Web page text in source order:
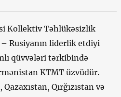
Kollektiv Təhlükəsizlik
Rusiyanın liderlik etdiyi
qüvvələri tərkibində
KTMT üzvüdür.
Qırğızıstan və